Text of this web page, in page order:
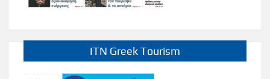
ITN Greek Tourism